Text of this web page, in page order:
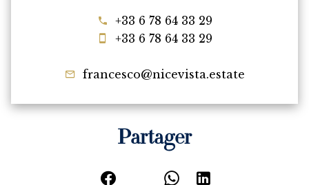
+33 6 78 64 33 29
+33 6 78 64 33 29
francesco@nicevista.estate
Partager